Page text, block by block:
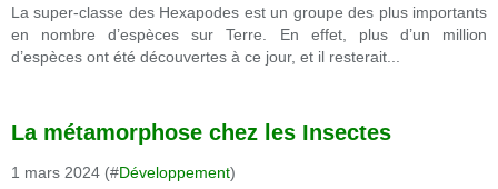
La super-classe des Hexapodes est un groupe des plus importants
en nombre d’espèces sur Terre. En effet, plus d’un million
d’espèces ont été découvertes à ce jour, et il resterait...
La métamorphose chez les Insectes
1 mars 2024 (#Développement)